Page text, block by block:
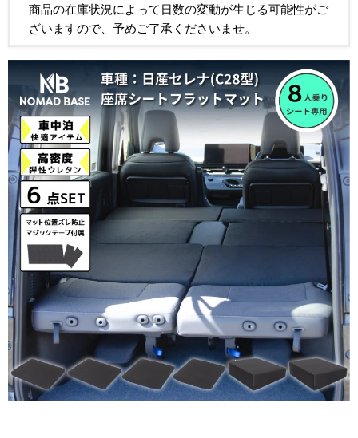
商品の在庫状況によって日数の変動が生じる可能性がご
ざいますので、予めご了承くださいませ。